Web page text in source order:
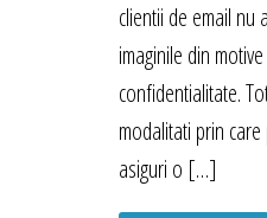
clientii de email nu
imaginile din
confidentialitate.
modalitati prin
asiguri o […]